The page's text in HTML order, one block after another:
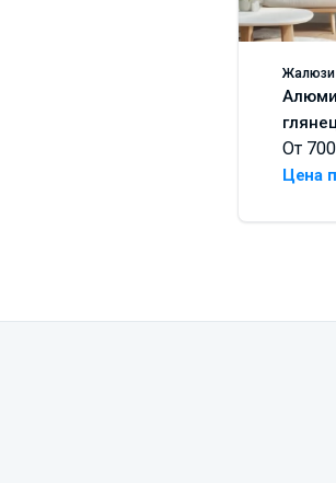
Жалюзи
От
Цена